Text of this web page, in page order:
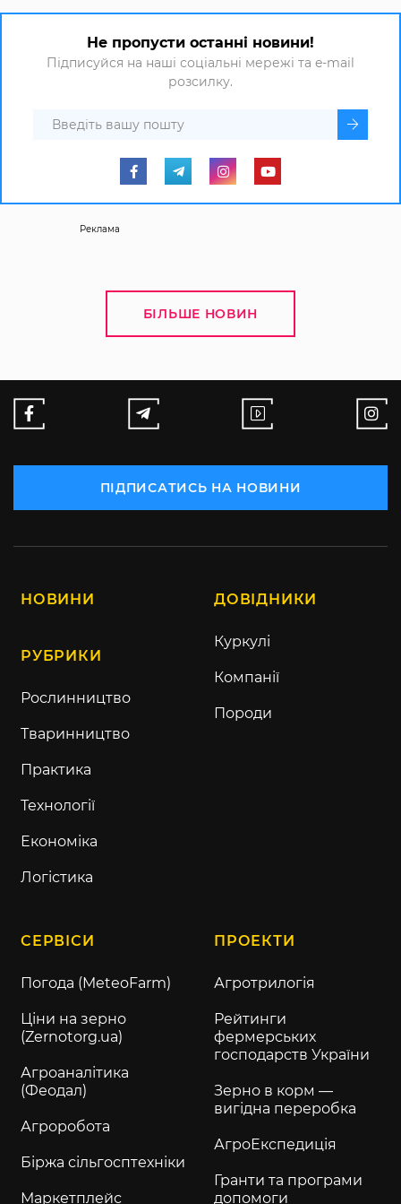
Не пропусти останні новини!
Підписуйся на наші соціальні мережі та e-mail
розсилку.
Реклама
БІЛЬШЕ НОВИН
ПІДПИСАТИСЬ НА НОВИНИ
НОВИНИ
РУБРИКИ
Рослинництво
Тваринництво
Практика
Технології
Економіка
Логістика
ДОВІДНИКИ
Куркулі
Компанії
Породи
СЕРВІСИ
Погода (MeteoFarm)
Ціни на зерно
(Zernotorg.ua)
Агроаналітика
(Феодал)
Агроробота
Біржа сільгосптехніки
Маркетплейс
ПРОЕКТИ
Агротрилогія
Рейтинги
фермерських
господарств України
Зерно в корм —
вигідна переробка
АгроЕкспедиція
Гранти та програми
допомоги